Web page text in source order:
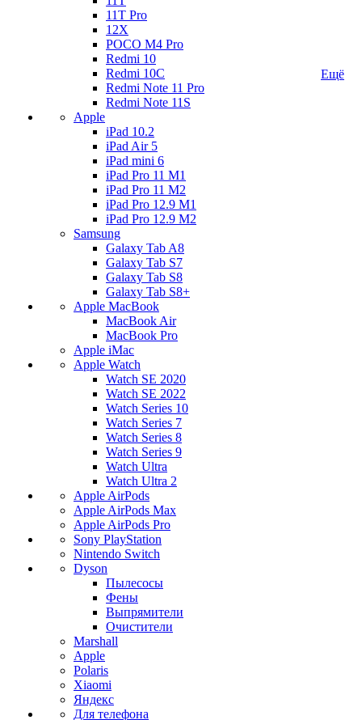
11T Pro
12X
POCO M4 Pro
Redmi 10
Redmi 10C
Redmi Note 11 Pro
Redmi Note 11S
Apple
iPad 10.2
iPad Air 5
iPad mini 6
iPad Pro 11 M1
iPad Pro 11 M2
iPad Pro 12.9 M1
iPad Pro 12.9 M2
Samsung
Galaxy Tab A8
Galaxy Tab S7
Galaxy Tab S8
Galaxy Tab S8+
Apple MacBook
MacBook Air
MacBook Pro
Apple iMac
Apple Watch
Watch SE 2020
Watch SE 2022
Watch Series 10
Watch Series 7
Watch Series 8
Watch Series 9
Watch Ultra
Watch Ultra 2
Apple AirPods
Apple AirPods Max
Apple AirPods Pro
Sony PlayStation
Nintendo Switch
Dyson
Пылесосы
Фены
Выпрямители
Очистители
Marshall
Apple
Polaris
Xiaomi
Яндекс
Для телефона
Ещё